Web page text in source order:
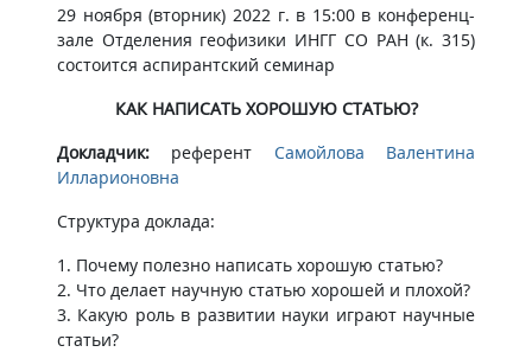
29 ноября (вторник) 2022 г. в 15:00 в конференц-
зале Отделения геофизики ИНГГ СО РАН (к. 315)
состоится аспирантский семинар
КАК НАПИСАТЬ ХОРОШУЮ СТАТЬЮ?
Докладчик: референт Самойлова Валентина
Илларионовна
Структура доклада:
1. Почему полезно написать хорошую статью?
2. Что делает научную статью хорошей и плохой?
3. Какую роль в развитии науки играют научные
статьи?